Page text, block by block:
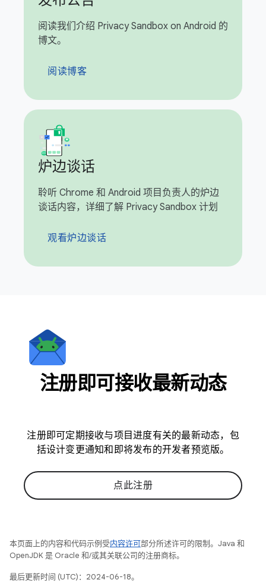
阅读我们介绍 Privacy Sandbox on Android 的
博文。
阅读博客
炉边谈话
聆听 Chrome 和 Android 项目负责人的炉边
谈话内容，详细了解 Privacy Sandbox 计划
观看炉边谈话
注册即可接收最新动态
注册即可定期接收与项目进度有关的最新动态，包
括设计变更通知和即将发布的开发者预览版。
点此注册
本页面上的内容和代码示例受内容许可部分所述许可的限制。Java 和
OpenJDK 是 Oracle 和/或其关联公司的注册商标。
最后更新时间 (UTC)：2024-06-18。